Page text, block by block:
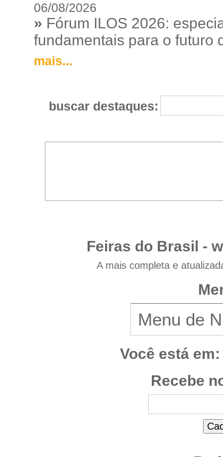
06/08/2026
» Fórum ILOS 2026:
fundamentais para o futuro
mais...
buscar destaques:
Feiras do Brasil -
A mais completa e
Você está em:
Recebe